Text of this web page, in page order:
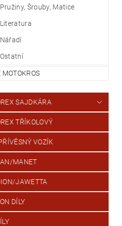
Pružiny, Šrouby, Matice
Literatura
Nářadí
Ostatní
MOTOKROS
SAJDKÁRA
TŘÍKOLOVÝ
VOZÍK
MANET
JAWETTA
DÍLY